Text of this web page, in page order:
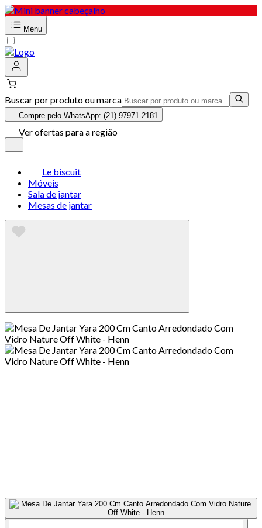
Menu
Buscar por produto ou marca
Compre pelo WhatsApp: (21) 97971-2181
Ver ofertas para a região
Le biscuit
Móveis
Sala de jantar
Mesas de jantar